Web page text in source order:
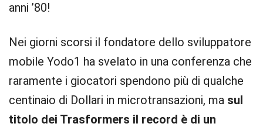
anni ’80!
Nei giorni scorsi il fondatore dello sviluppatore
mobile Yodo1 ha svelato in una conferenza che
raramente i giocatori spendono più di qualche
centinaio di Dollari in microtransazioni, ma sul
titolo dei Trasformers il record è di un